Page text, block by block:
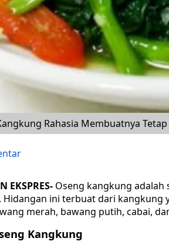
Rahasia Membuatnya
EKSPRES- Oseng kangkung
Hidangan ini terbuat dari
merah, bawang putih, cabai,
Kangkung